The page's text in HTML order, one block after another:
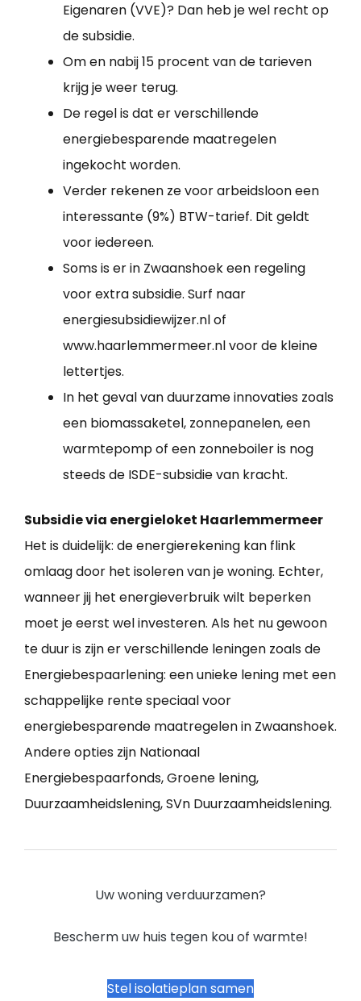
Eigenaren (VVE)? Dan heb je wel recht op
de subsidie.
Om en nabij 15 procent van de tarieven
krijg je weer terug.
De regel is dat er verschillende
energiebesparende maatregelen
ingekocht worden.
Verder rekenen ze voor arbeidsloon een
interessante (9%) BTW-tarief. Dit geldt
voor iedereen.
Soms is er in Zwaanshoek een regeling
voor extra subsidie. Surf naar
energiesubsidiewijzer.nl of
www.haarlemmermeer.nl voor de kleine
lettertjes.
In het geval van duurzame innovaties zoals
een biomassaketel, zonnepanelen, een
warmtepomp of een zonneboiler is nog
steeds de ISDE-subsidie van kracht.
Subsidie via energieloket Haarlemmermeer
Het is duidelijk: de energierekening kan flink
omlaag door het isoleren van je woning. Echter,
wanneer jij het energieverbruik wilt beperken
moet je eerst wel investeren. Als het nu gewoon
te duur is zijn er verschillende leningen zoals de
Energiebespaarlening: een unieke lening met een
schappelijke rente speciaal voor
energiebesparende maatregelen in Zwaanshoek.
Andere opties zijn Nationaal
Energiebespaarfonds, Groene lening,
Duurzaamheidslening, SVn Duurzaamheidslening.
Uw woning verduurzamen?
Bescherm uw huis tegen kou of warmte!
Stel isolatieplan samen